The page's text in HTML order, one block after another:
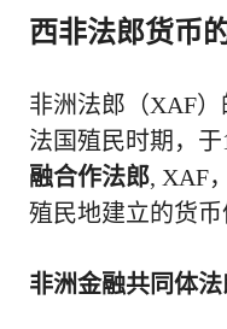
西非法郎货币
非洲法郎（XAF
法国殖民时期，于
融合作法郎, XAF
殖民地建立的货
非洲金融共同体